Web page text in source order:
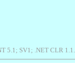
5.1; SV1; .NET CLR